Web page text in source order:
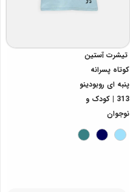
تیشرت آستین
کوتاه پسرانه
پنبه ای روبودینو
313 | کودک و
نوجوان